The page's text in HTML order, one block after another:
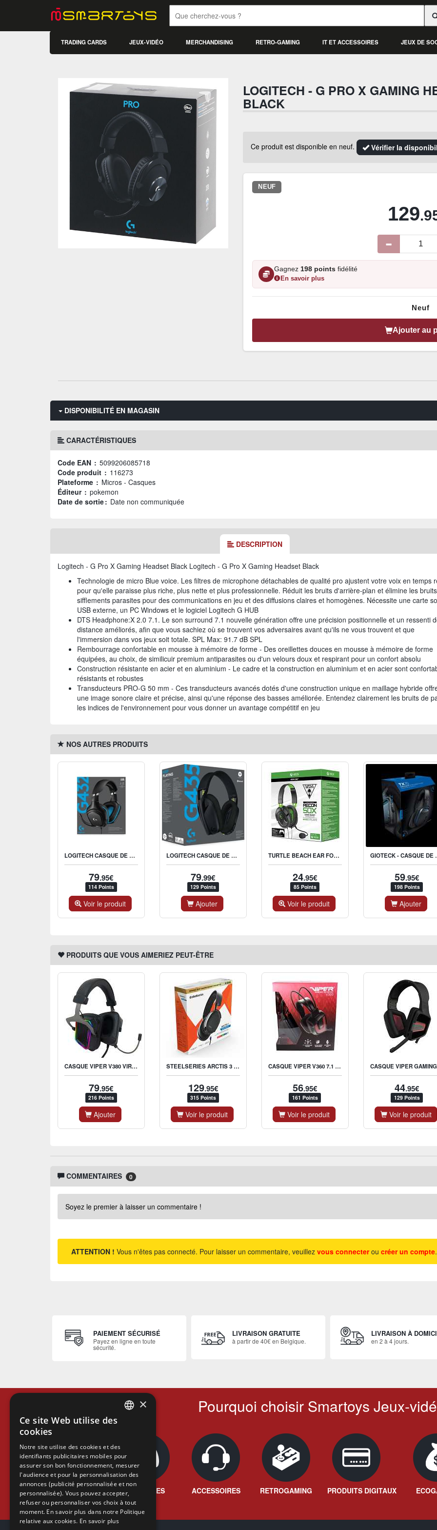
TRADING CARDS JEUX-VIDÉO MERCHANDISING RETRO-GAMING IT ET ACCESSOIRES JEUX DE
LOGITECH - G PRO X GAMING
BLACK
Ce produit est disponible en neuf. Vérifier la
NEUF
129
Gagnez198 points fidélité
En savoir plus
Neuf
Ajouter au
DISPONIBILITÉ EN MAGASIN
CARACTÉRISTIQUES
Code EAN : 5099206085718
Code produit : 116273
Plateforme : Micros - Casques
Éditeur : pokemon
Date de sortie : Date non communiquée
DESCRIPTION
Logitech - G Pro X Gaming Headset Black Logitech - G Pro X Gaming Headset Black
Technologie de micro Blue voice. Les filtres de microphone détachables de qualité pro ajustent votre voix en temps
pour qu'elle paraisse plus riche, plus nette et plus professionnelle. Réduit les bruits d'arrière-plan et élimine les
sifflements parasites pour des communications en jeu et des diffusions claires et homogènes. Nécessite une carte
USB externe, un PC Windows et le logiciel Logitech G HUB
DTS Headphone:X 2.0 7.1. Le son surround 7.1 nouvelle génération offre une précision positionnelle et un ressenti
distance améliorés, afin que vous sachiez où se trouvent vos adversaires avant qu'ils ne vous trouvent et que
l'immersion dans vos jeux soit totale. SPL Max: 91.7 dB SPL
Rembourrage confortable en mousse à mémoire de forme - Des oreillettes douces en mousse à mémoire de forme
équipées, au choix, de similicuir premium antiparasites ou d'un velours doux et respirant pour un confort absolu
Construction résistante en acier et en aluminium - Le cadre et la construction en aluminium et en acier sont
résistants et robustes
Transducteurs PRO-G 50 mm - Ces transducteurs avancés dotés d'une construction unique en maillage hybride
une image sonore claire et précise, ainsi qu'une réponse des basses améliorée. Entendez clairement les bruits de
les indices de l'environnement pour vous donner un avantage compétitif en jeu
NOS AUTRES PRODUITS
LOGITECH CASQUE DE JEU FILAIRE 7.1 SURROUND EN SIMILICUIR G432
79.95€
114 Points
Voir le produit
LOGITECH CASQUE DE JEU SANS FIL LIGHTSPEED G435 NOIR ET JAUNE FLUO POUR PS5, PS4, PC ET MAC
79.99€
129 Points
Ajouter
TURTLE BEACH EAR FORCE RECON 50X CASQUE GAMING FILAIRE
24.95€
85 Points
Voir le produit
GIOTECK -
59.95€
198 Points
Ajouter
PRODUITS QUE VOUS AIMERIEZ PEUT-ÊTRE
CASQUE VIPER V380 VIRTUAL 7.1 RGB
79.95€
216 Points
Ajouter
STEELSERIES ARCTIS 3 7.1 GAMING HEADSET BLUETOOTH NOIR
129.95€
315 Points
Voir le produit
CASQUE VIPER V360 7.1 VIRTUAL AUDIO
56.95€
161 Points
Voir le produit
44.95€
129 Points
Voir le produit
COMMENTAIRES 0
Soyez le premier à laisser un commentaire !
ATTENTION ! Vous n'êtes pas connecté. Pour laisser un commentaire, veuillez vous connecterou créer un compte.
PAIEMENT SÉCURISÉ
Payez en ligne en toute
sécurité.
LIVRAISON GRATUITE
à partir de 40€ en Belgique.
LIVRAISON À
en 2 à 4 jours.
Pourquoi choisir Smartoys Jeux-
JEUX VIDÉO CONSOLES ACCESSOIRES RETROGAMING PRODUITS DIGITAUX
ENGLISH
×
Ce site Web utilise des
cookies
Notre site utilise des cookies et des
identifiants publicitaires mobiles pour
assurer son bon fonctionnement, mesurer
l'audience et pour la personnalisation des
annonces (publicité personnalisée et non
personnalisée). Vous pouvez accepter,
refuser ou personnaliser vos choix à tout
moment. En savoir plus dans notre Politique
relative aux cookies. En savoir plus